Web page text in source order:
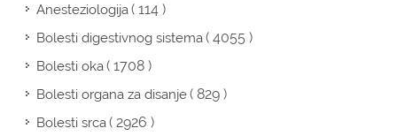
Anesteziologija( 114 )
Bolesti digestivnog sistema( 4055 )
Bolesti oka( 1708 )
Bolesti organa za disanje( 829 )
Bolesti srca( 2926 )